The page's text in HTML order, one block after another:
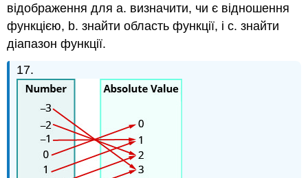
відображення для a. визначити, чи є відношення
функцією, b. знайти область функції, і c. знайти
діапазон функції.
17.